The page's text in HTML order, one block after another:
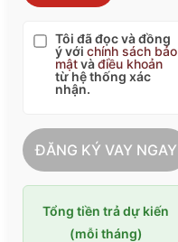
Tôi đã đọc và đồng
ý với chính sách bảo
mậtvàđiều khoản
từ hệ thống xác
nhận.
ĐĂNG KÝ VAY NGAY
Tổng tiền trả dự kiến
(mỗi tháng)